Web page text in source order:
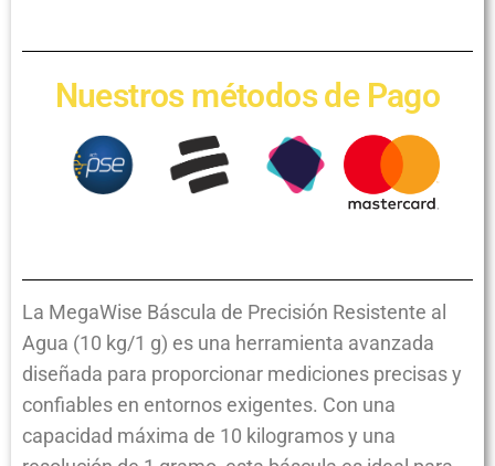
Nuestros métodos de Pago
La MegaWise Báscula de Precisión Resistente al
Agua (10 kg/1 g) es una herramienta avanzada
diseñada para proporcionar mediciones precisas y
confiables en entornos exigentes. Con una
capacidad máxima de 10 kilogramos y una